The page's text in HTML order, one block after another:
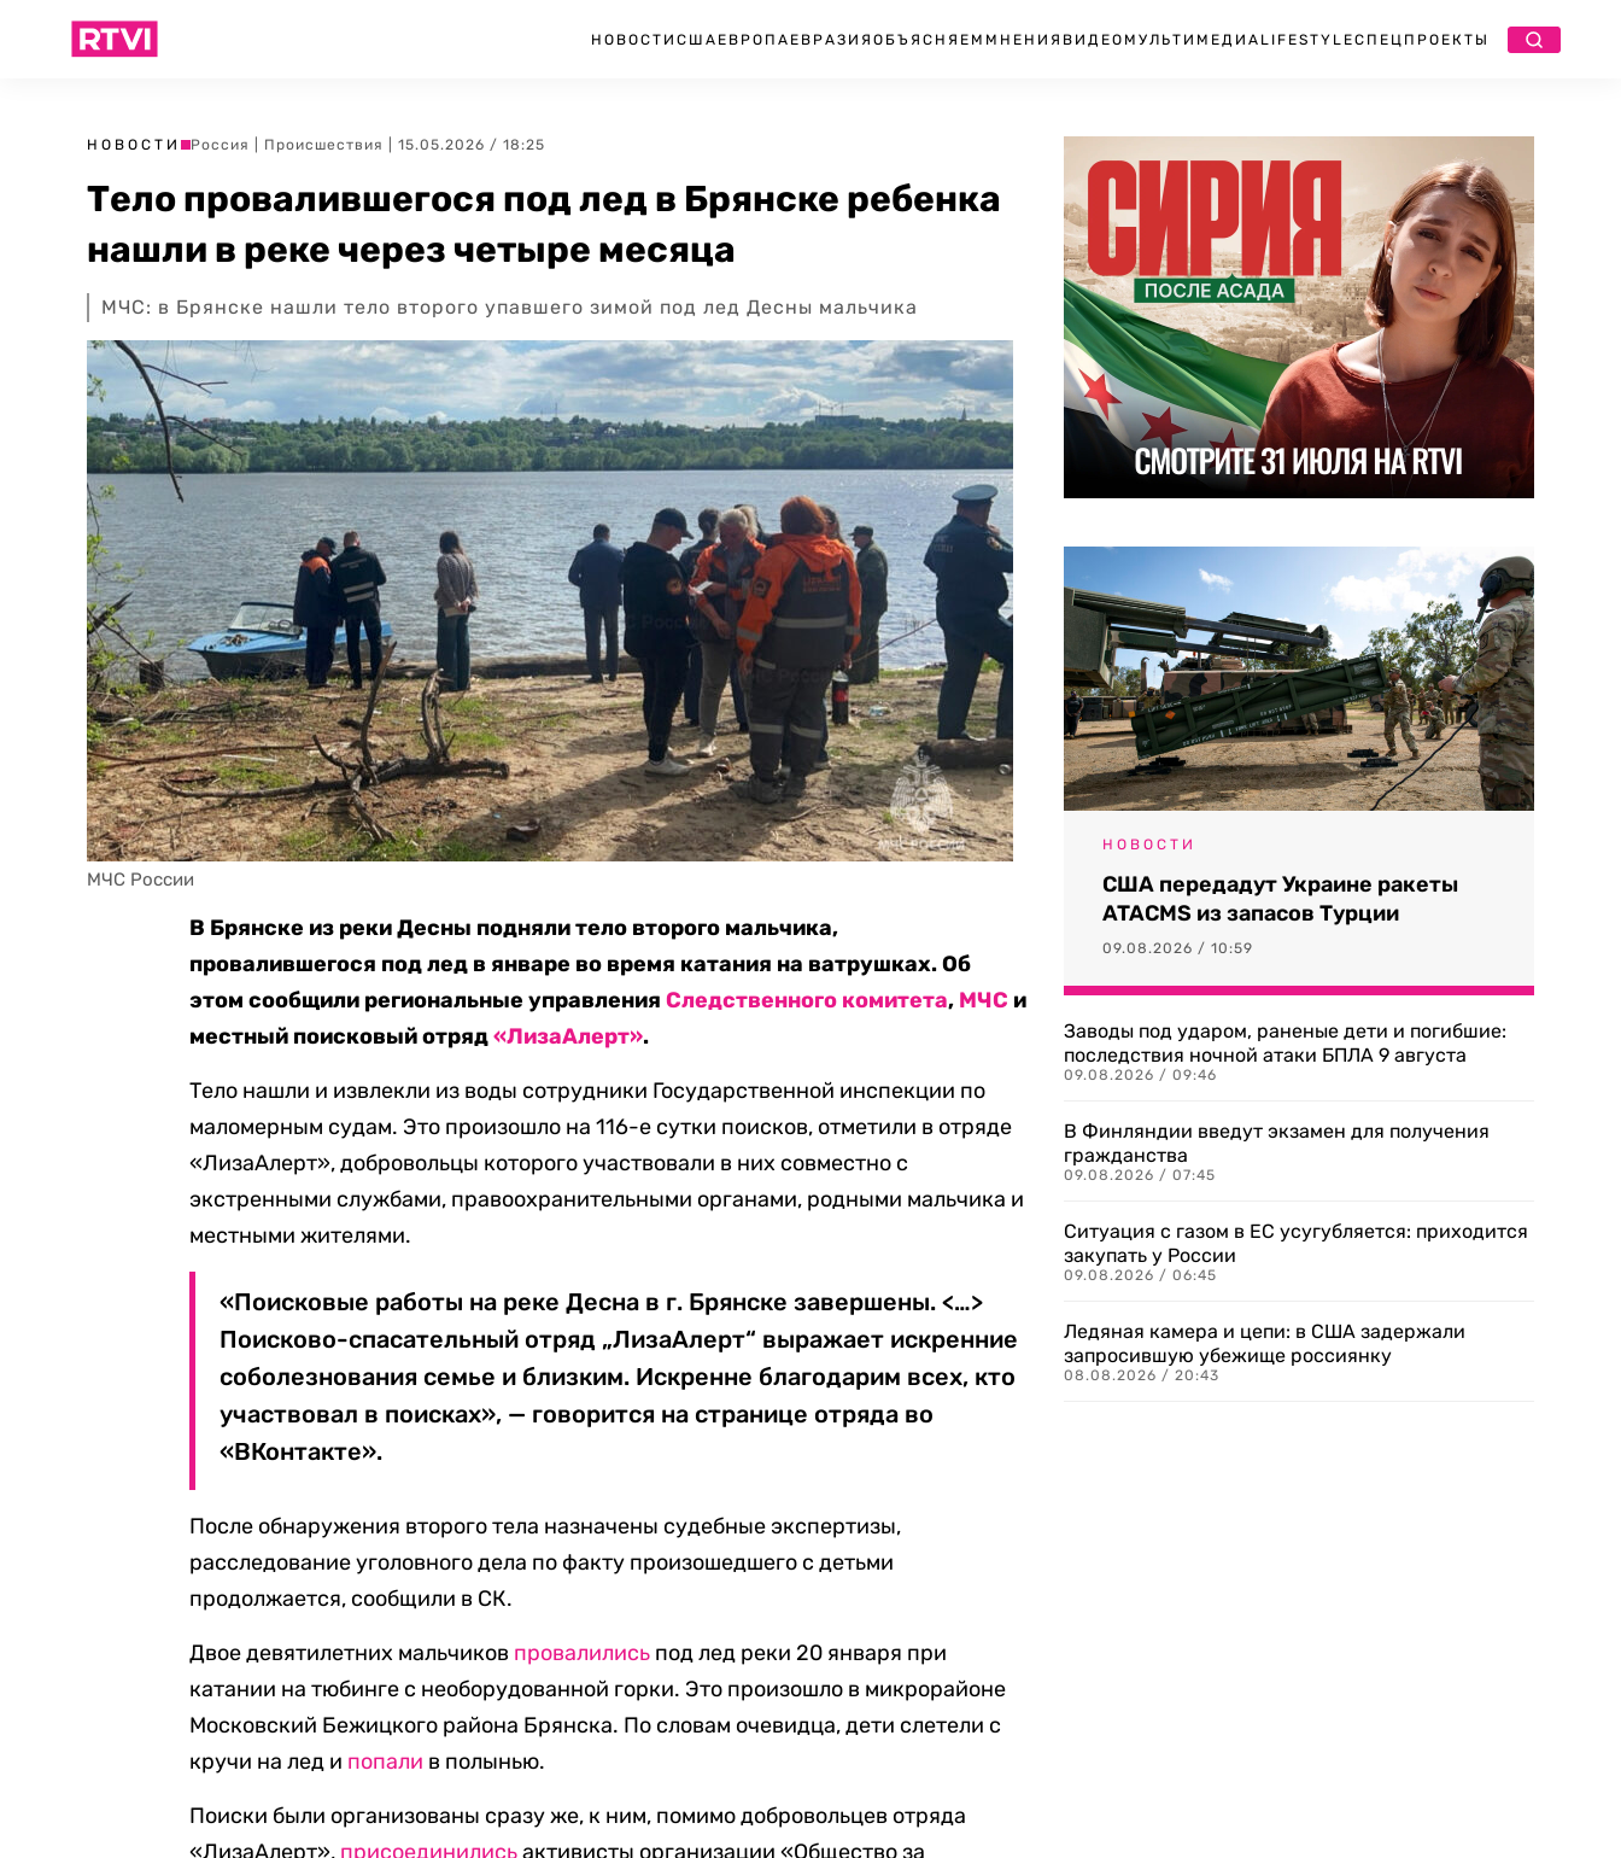
НОВОСТИ США ЕВРОПА ЕВРАЗИЯ ОБЪЯСНЯЕМ МНЕНИЯ ВИДЕО МУЛЬТИМЕДИА LIFESTYLEСПЕЦПРОЕКТЫ
НОВОСТИ Россия Происшествия | 15.05.2026 / 18:25
Тело провалившегося под лед в Брянске ребенка
нашли в реке через четыре месяца
МЧС: в Брянске нашли тело второго упавшего зимой под лед Десны мальчика
МЧС России
В Брянске из реки Десны подняли тело второго мальчика,
провалившегося под лед в январе во время катания на ватрушках. Об
этом сообщили региональные управленияСледственного комитета, МЧС и
местный поисковый отряд«ЛизаАлерт».
Тело нашли и извлекли из воды сотрудники Государственной инспекции по
маломерным судам. Это произошло на 116-е сутки поисков, отметили в отряде
«ЛизаАлерт», добровольцы которого участвовали в них совместно с
экстренными службами, правоохранительными органами, родными мальчика и
местными жителями.
«Поисковые работы на реке Десна в г. Брянске завершены. <…>
Поисково-спасательный отряд „ЛизаАлерт“ выражает искренние
соболезнования семье и близким. Искренне благодарим всех, кто
участвовал в поисках», — говорится на странице отряда во
«ВКонтакте».
После обнаружения второго тела назначены судебные экспертизы,
расследование уголовного дела по факту произошедшего с детьми
продолжается, сообщили в СК.
Двое девятилетних мальчиков провалились под лед реки 20 января при
катании на тюбинге с необорудованной горки. Это произошло в микрорайоне
Московский Бежицкого района Брянска. По словам очевидца, дети слетели с
кручи на лед и попали в полынью.
Поиски были организованы сразу же, к ним, помимо добровольцев отряда
«ЛизаАлерт», присоединилисьактивисты организации «Общество за
НОВОСТИ
США передадут Украине ракеты
ATACMS из запасов Турции
09.08.2026 / 10:59
Заводы под ударом, раненые дети и погибшие:
последствия ночной атаки БПЛА 9 августа
09.08.2026 / 09:46
В Финляндии введут экзамен для получения
гражданства
09.08.2026 / 07:45
Ситуация с газом в ЕС усугубляется: приходится
закупать у России
09.08.2026 / 06:45
Ледяная камера и цепи: в США задержали
запросившую убежище россиянку
08.08.2026 / 20:43